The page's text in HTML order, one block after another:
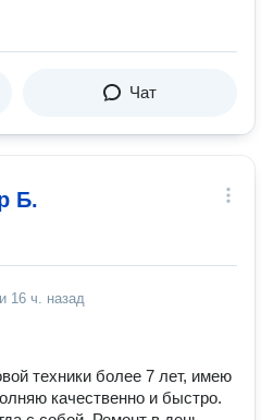
Чат
Б.
16 ч. назад
техники более 7 лет, имею
качественно и быстро.